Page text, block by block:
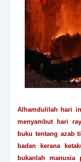
Alhamdulilah hari
menyambut hari
buku tentang azab
badan kerana
bukanlah